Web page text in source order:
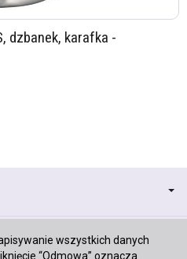
dzbanek, karafka -
wszystkich danych
“Odmowa” oznacza